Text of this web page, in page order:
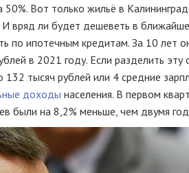
50%. Вот только жильё в
И вряд ли будет дешеветь в
по ипотечным кредитам. За 10 лет
в 2021 году. Если разделить
тысяч рублей или 4 средние
доходы населения. В первом
были на 8,2% меньше, чем двумя